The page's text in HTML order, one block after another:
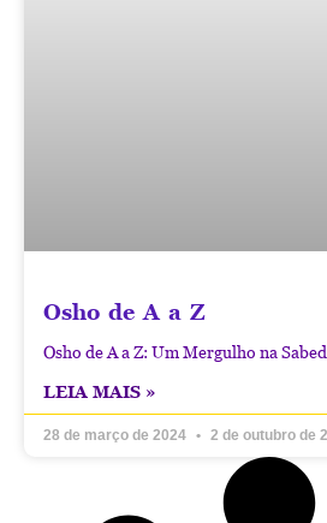
Osho de A a Z
Osho de A a Z: Um Mergulho na
LEIA MAIS »
28 de março de 2024 2 de outubro de